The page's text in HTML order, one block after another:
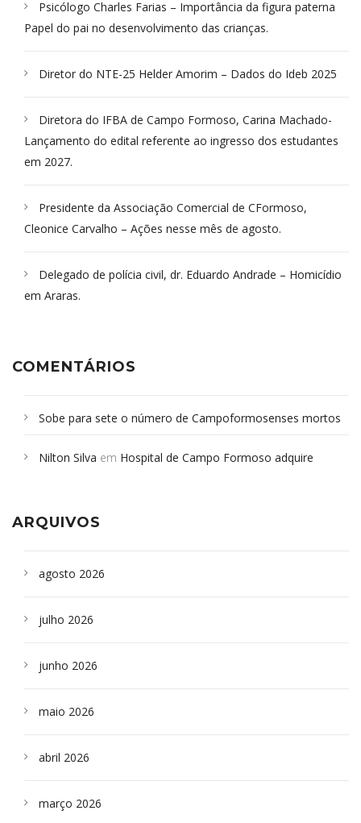
Psicólogo Charles Farias – Importância da figura paterna
Papel do pai no desenvolvimento das crianças.
Diretor do NTE-25 Helder Amorim – Dados do Ideb 2025
Diretora do IFBA de Campo Formoso, Carina Machado-
Lançamento do edital referente ao ingresso dos estudantes
em 2027.
Presidente da Associação Comercial de CFormoso,
Cleonice Carvalho – Ações nesse mês de agosto.
Delegado de polícia civil, dr. Eduardo Andrade – Homicídio
em Araras.
COMENTÁRIOS
Sobe para sete o número de Campoformosenses mortos
Campoformosenses que morreram em desabamentos são
Nilton Silva em Hospital de Campo Formoso adquire
ARQUIVOS
agosto 2026
julho 2026
junho 2026
maio 2026
abril 2026
março 2026